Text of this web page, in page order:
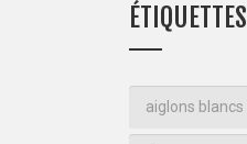
ÉTIQUETTES
aiglons blancs